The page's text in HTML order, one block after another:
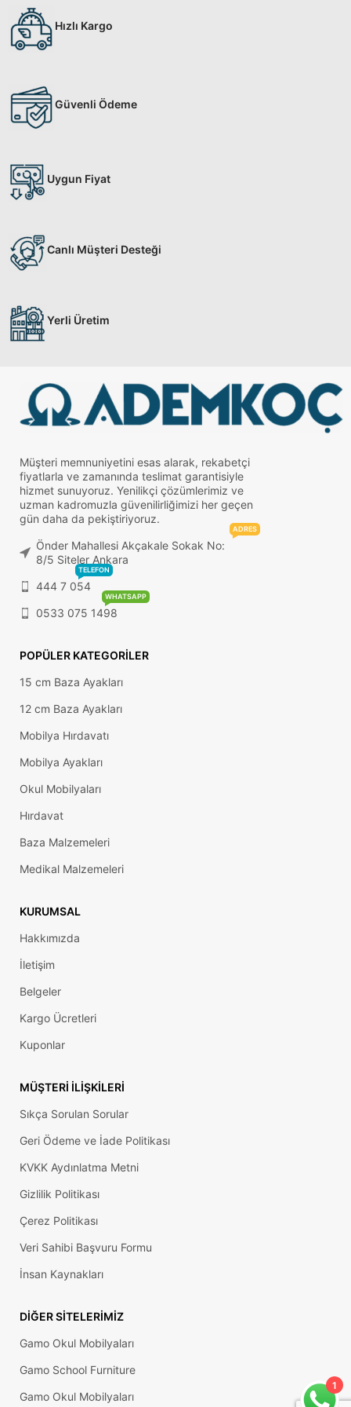
Hızlı Kargo
Güvenli Ödeme
Uygun Fiyat
Canlı Müşteri Desteği
Yerli Üretim
Müşteri memnuniyetini esas alarak, rekabetçi
fiyatlarla ve zamanında teslimat garantisiyle
hizmet sunuyoruz. Yenilikçi çözümlerimiz ve
uzman kadromuzla güvenilirliğimizi her geçen
gün daha da pekiştiriyoruz.
Önder Mahallesi Akçakale Sokak No:
8/5 Siteler Ankara
ADRES
444 7 054
TELEFON
0533 075 1498
WHATSAPP
POPÜLER KATEGORILER
15 cm Baza Ayakları
12 cm Baza Ayakları
Mobilya Hırdavatı
Mobilya Ayakları
Okul Mobilyaları
Hırdavat
Baza Malzemeleri
Medikal Malzemeleri
KURUMSAL
Hakkımızda
İletişim
Belgeler
Kargo Ücretleri
Kuponlar
MÜŞTERI İLIŞKILERI
Sıkça Sorulan Sorular
Geri Ödeme ve İade Politikası
KVKK Aydınlatma Metni
Gizlilik Politikası
Çerez Politikası
Veri Sahibi Başvuru Formu
İnsan Kaynakları
DIĞER SITELERIMIZ
Gamo Okul Mobilyaları
Gamo School Furniture
Gamo Okul Mobilyaları
1